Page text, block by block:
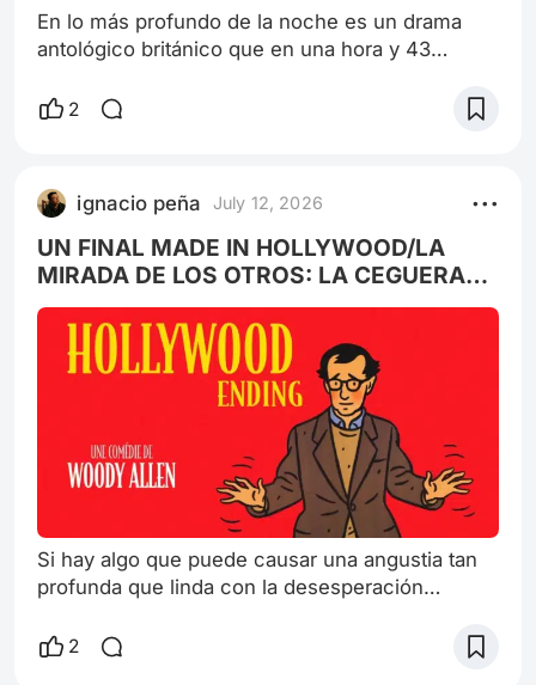
En lo más profundo de la noche es un drama
antológico británico que en una hora y 43
composición en blanco y negro de los cuentos
campo en Kent , donde lo recibe su anfitrión,
Elliot Foley. Craig es un arquitecto al que Foley
ha invitado a su casa para que le asesore en
unas refor
2
ignacio peña July 12, 2026
UN FINAL MADE IN HOLLYWOOD/LA
MIRADA DE LOS OTROS: LA CEGUERA
TOMADA A RISA.
Si hay algo que puede causar una angustia tan
profunda que linda con la desesperación
ciego. Claro está que Jorge Luis Borges no
2